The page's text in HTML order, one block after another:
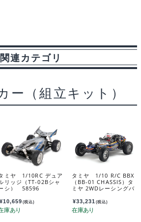
関連カテゴリ
ー（組立キット）
ミヤ 1/10RC デュア
リッジ（TT-02Bシャ
シ） 58596
¥10,659 (税込)
タミヤ 1/10 R/C BBX
（BB-01 CHASSIS）タ
ミヤ 2WDレーシングバ
ーシ） 58719
¥33,231 (税込)